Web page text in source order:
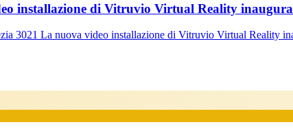
installazione di Vitruvio Virtual Reality
3021 La nuova video installazione di Vitruvio Virtual Reality